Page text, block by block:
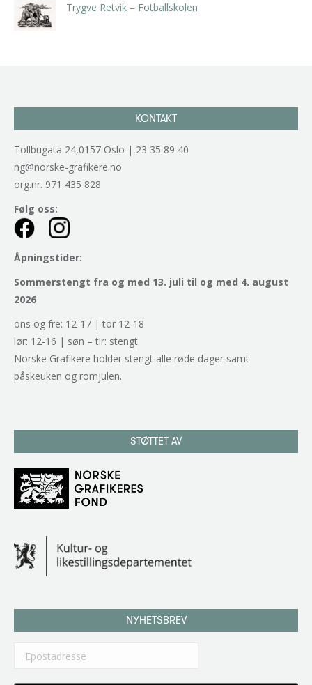
Trygve Retvik – Fotballskolen
KONTAKT
Tollbugata 24,0157 Oslo | 23 35 89 40
ng@norske-grafikere.no
org.nr. 971 435 828
Følg oss:
Åpningstider:
Sommerstengt fra og med 13. juli til og med 4. august
2026
ons og fre: 12-17 | tor 12-18
lør: 12-16 | søn – tir: stengt
Norske Grafikere holder stengt alle røde dager samt
påskeuken og romjulen.
STØTTET AV
NYHETSBREV